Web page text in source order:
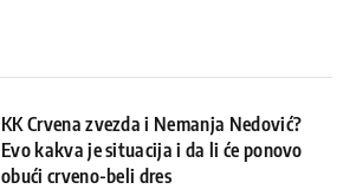
KK Crvena zvezda i Nemanja Nedović?
Evo kakva je situacija i da li će ponovo
obući crveno-beli dres